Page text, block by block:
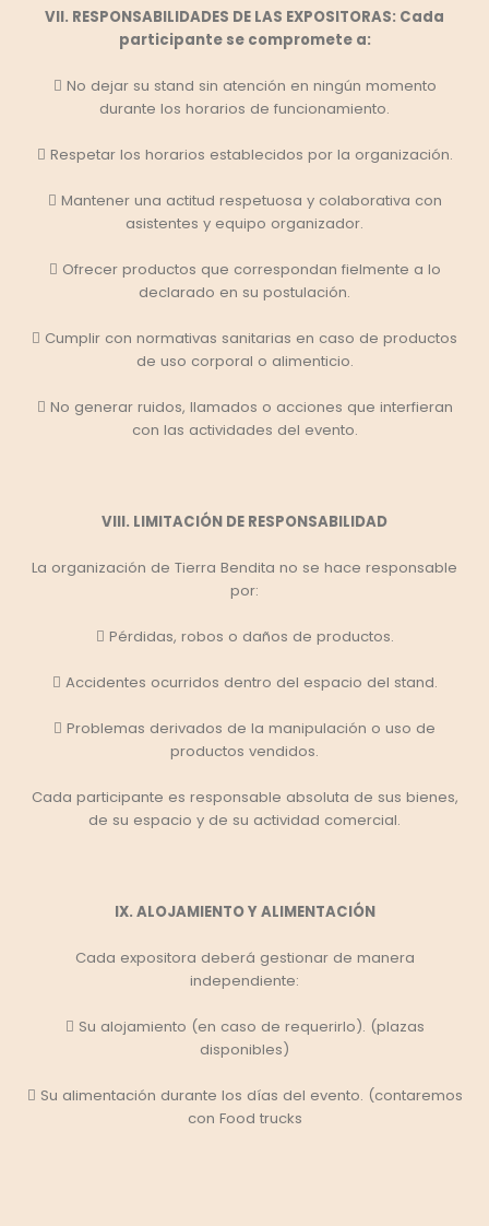
VII. RESPONSABILIDADES DE LAS EXPOSITORAS: Cada
participante se compromete a:
 No dejar su stand sin atención en ningún momento
durante los horarios de funcionamiento.
 Respetar los horarios establecidos por la organización.
 Mantener una actitud respetuosa y colaborativa con
asistentes y equipo organizador.
 Ofrecer productos que correspondan fielmente a lo
declarado en su postulación.
 Cumplir con normativas sanitarias en caso de productos
de uso corporal o alimenticio.
 No generar ruidos, llamados o acciones que interfieran
con las actividades del evento.
VIII. LIMITACIÓN DE RESPONSABILIDAD
La organización de Tierra Bendita no se hace responsable
por:
 Pérdidas, robos o daños de productos.
 Accidentes ocurridos dentro del espacio del stand.
 Problemas derivados de la manipulación o uso de
productos vendidos.
Cada participante es responsable absoluta de sus bienes,
de su espacio y de su actividad comercial.
IX. ALOJAMIENTO Y ALIMENTACIÓN
Cada expositora deberá gestionar de manera
independiente:
 Su alojamiento (en caso de requerirlo). (plazas
disponibles)
 Su alimentación durante los días del evento. (contaremos
con Food trucks